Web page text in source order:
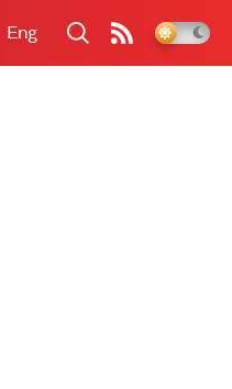
Eng